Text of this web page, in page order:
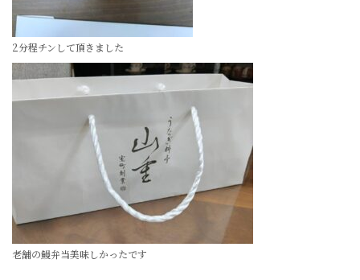
2分程チンして頂きました
老舗の鰻弁当美味しかったです